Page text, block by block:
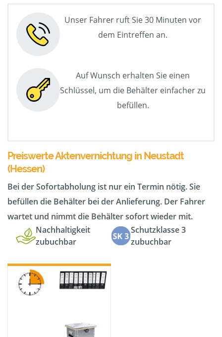
Unser Fahrer ruft Sie 30 Minuten vor
dem Eintreffen an.
Auf Wunsch erhalten Sie einen
Schlüssel, um die Behälter einfacher zu
befüllen.
Preiswerte Aktenvernichtung in Neustadt
(Hessen)
Bei der Sofortabholung ist nur ein Termin nötig. Sie
befüllen die Behälter bei der Anlieferung. Der Fahrer
wartet und nimmt die Behälter sofort wieder mit.
Nachhaltigkeit
zubuchbar
Schutzklasse 3
zubuchbar